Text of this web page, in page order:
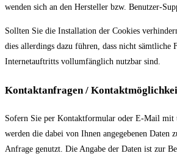
wenden sich an den Hersteller bzw. Benutzer-
Sollten Sie die Installation der Cookies
dies allerdings dazu führen, dass nicht sämtliche
Internetauftritts vollumfänglich nutzbar sind.
Kontaktanfragen /
Sofern Sie per Kontaktformular oder E-Mail mit
werden die dabei von Ihnen angegebenen Daten
Anfrage genutzt. Die Angabe der Daten ist zur